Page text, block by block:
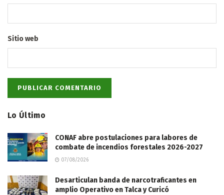
Sitio web
Lo Último
CONAF abre postulaciones para labores de
combate de incendios forestales 2026-2027
07/08/2026
Desarticulan banda de narcotraficantes en
amplio Operativo en Talca y Curicó